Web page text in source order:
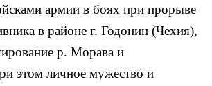
армии в боях при прорыве
в районе г. Годонин (Чехия),
р. Морава и
этом личное мужество и